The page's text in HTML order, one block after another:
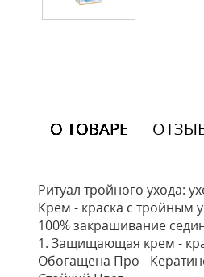
О ТОВАРЕ
Ритуал тройного ухода:
Крем - краска с тройным
100% закрашивание
1. Защищающая крем -
Обогащена Про -